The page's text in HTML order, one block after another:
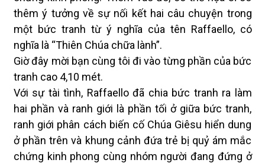
thêm ý tưởng về sự nối kết hai câu chuyện trong
một bức tranh từ ý nghĩa của tên Raffaello, có
nghĩa là “Thiên Chúa chữa lành”.
Giờ đây mời bạn cùng tôi đi vào từng phần của bức
tranh cao 4,10 mét.
Với sự tài tình, Raffaello đã chia bức tranh ra làm
hai phần và ranh giới là phần tối ở giữa bức tranh,
ranh giới phân cách biến cố Chúa Giêsu hiển dung
ở phần trên và khung cảnh đứa trẻ bị quỷ ám mắc
chứng kinh phong cùng nhóm người đang đứng ở